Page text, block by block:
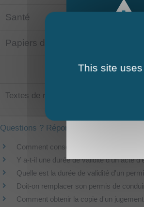
Santé
Papiers d'une personne décédée
Textes de référence
Questions ? Réponses !
Comment conserver ses papiers :
Y a-t-il une durée de validité d'un acte
Quelle est la durée de validité d'un
Doit-on remplacer son permis de
Comment obtenir la copie d'un
This site